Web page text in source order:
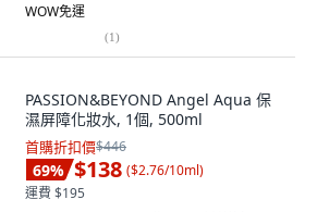
WOW免運
(1)
PASSION&BEYOND Angel Aqua 保
濕屏障化妝水, 1個, 500ml
首購折扣價$446
69% $138 ($2.76/10ml)
運費 $195